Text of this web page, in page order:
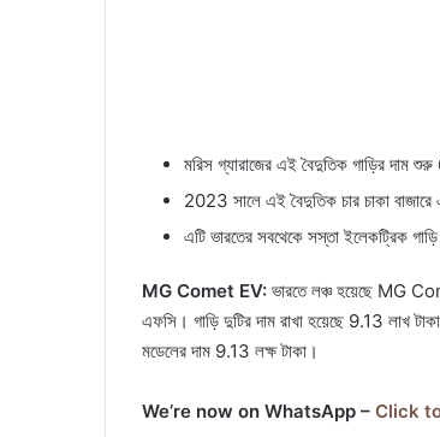
মরিস গ্যারাজের এই বৈদুতিক গাড়ির দাম
2023 সালে এই বৈদুতিক চার চাকা বাজারে
এটি ভারতের সবথেকে সস্তা ইলেকট্রিক গাড়ি
MG Comet EV: ভারতে লঞ্চ হয়েছে MG
এফসি। গাড়ি দুটির দাম রাখা হয়েছে 9.13 লাখ
মডেলের দাম 9.13 লক্ষ টাকা।
We’re now on WhatsApp – Click